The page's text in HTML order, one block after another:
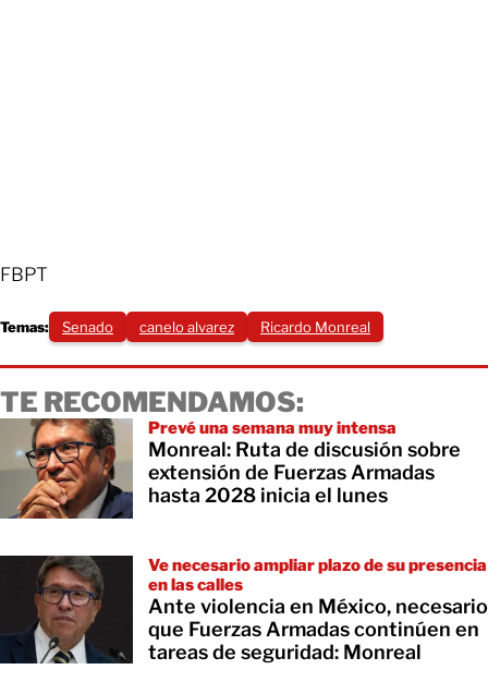
FBPT
Temas: Senado canelo alvarez Ricardo Monreal
TE RECOMENDAMOS:
Prevé una semana muy intensa
Monreal: Ruta de discusión sobre
extensión de Fuerzas Armadas
hasta 2028 inicia el lunes
Ve necesario ampliar plazo de su presencia
en las calles
Ante violencia en México, necesario
que Fuerzas Armadas continúen en
tareas de seguridad: Monreal